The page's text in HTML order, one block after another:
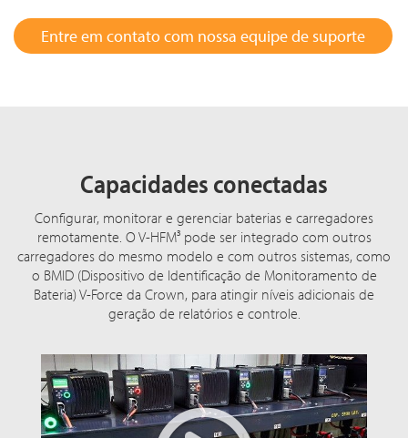
Entre em contato com nossa equipe de suporte
Capacidades conectadas
Configurar, monitorar e gerenciar baterias e carregadores
remotamente. O V-HFM³ pode ser integrado com outros
carregadores do mesmo modelo e com outros sistemas, como
o BMID (Dispositivo de Identificação de Monitoramento de
Bateria) V-Force da Crown, para atingir níveis adicionais de
geração de relatórios e controle.